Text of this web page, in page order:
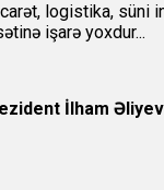
logistika, süni
işarə yoxdur...
İlham